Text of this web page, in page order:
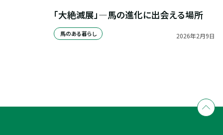
「大絶滅展」—馬の進化に出会える場所
馬のある暮らし 2026年2月9日
入会のご相談・申込